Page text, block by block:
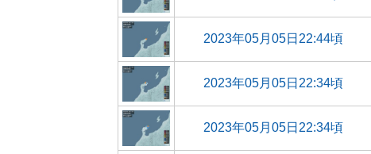
2023年05月05日22:44頃
2023年05月05日22:34頃
2023年05月05日22:34頃